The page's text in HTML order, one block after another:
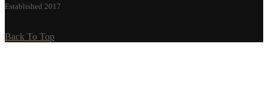
Established 2017
Back To Top